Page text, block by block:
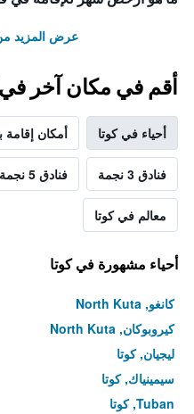
عرض المزيد
أقم في مكان آخر في
أحياء في كوتا أمكان إقامة
فنادق 3 نجمة فنادق 5 نجمة
معالم في كوتا
أحياء مشهورة في كوتا
كانغو, North Kuta
كيروبوكان, North Kuta
ليجيان, كوتا
سيمينياك, كوتا
Tuban, كوتا